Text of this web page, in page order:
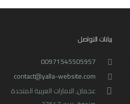
بيانات التواصل
00971545505957
contact@yalla-website.com
عجمان, الامارات العربية المتحدة